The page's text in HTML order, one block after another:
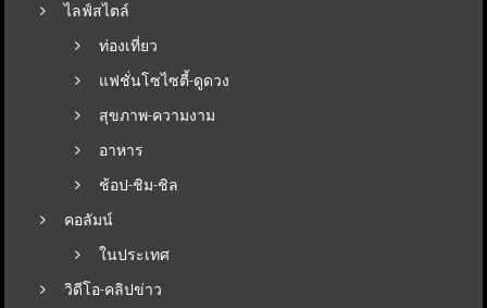
ไลฟ์สไตล์
ท่องเที่ยว
แฟชั่นโซไซตี้-ดูดวง
สุขภาพ-ความงาม
อาหาร
ช้อป-ชิม-ชิล
คอลัมน์
ในประเทศ
วิดีโอ-คลิปข่าว